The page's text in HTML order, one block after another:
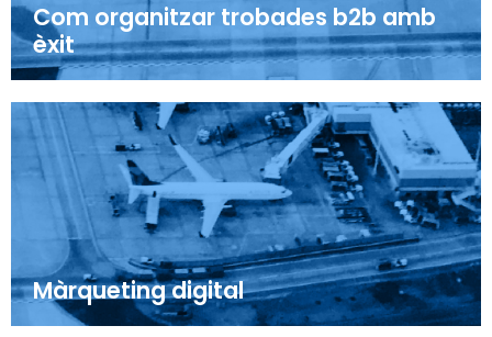
Com organitzar trobades b2b amb
èxit
Màrqueting digital